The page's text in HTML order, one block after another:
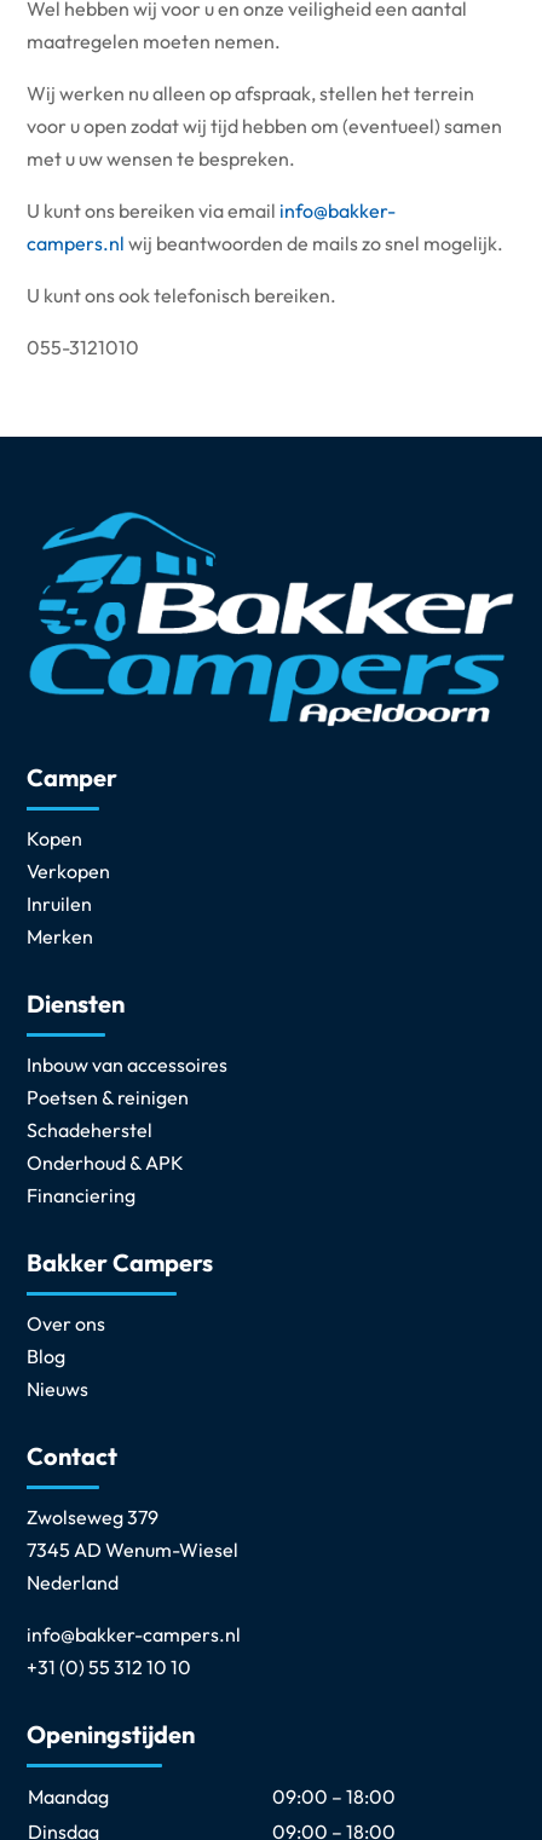
Wel hebben wij voor u en onze veiligheid een aantal
maatregelen moeten nemen.
Wij werken nu alleen op afspraak, stellen het terrein
voor u open zodat wij tijd hebben om (eventueel) samen
met u uw wensen te bespreken.
U kunt ons bereiken via email info@bakker-
campers.nl wij beantwoorden de mails zo snel mogelijk.
U kunt ons ook telefonisch bereiken.
055-3121010
Camper
Kopen
Verkopen
Inruilen
Merken
Diensten
Inbouw van accessoires
Poetsen & reinigen
Schadeherstel
Onderhoud & APK
Financiering
Bakker Campers
Over ons
Blog
Nieuws
Contact
Zwolseweg 379
7345 AD Wenum-Wiesel
Nederland
info@bakker-campers.nl
+31 (0) 55 312 10 10
Openingstijden
Maandag
09:00 – 18:00
Dinsdag
09:00 – 18:00